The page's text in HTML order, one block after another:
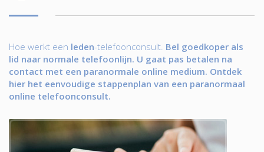
Hoe werkt een leden-telefoonconsult. Bel goedkoper als
lid naar normale telefoonlijn. U gaat pas betalen na
contact met een paranormale online medium. Ontdek
hier het eenvoudige stappenplan van een paranormaal
online telefoonconsult.